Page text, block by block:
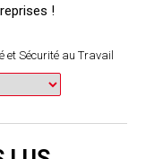
Sécurité au Travail